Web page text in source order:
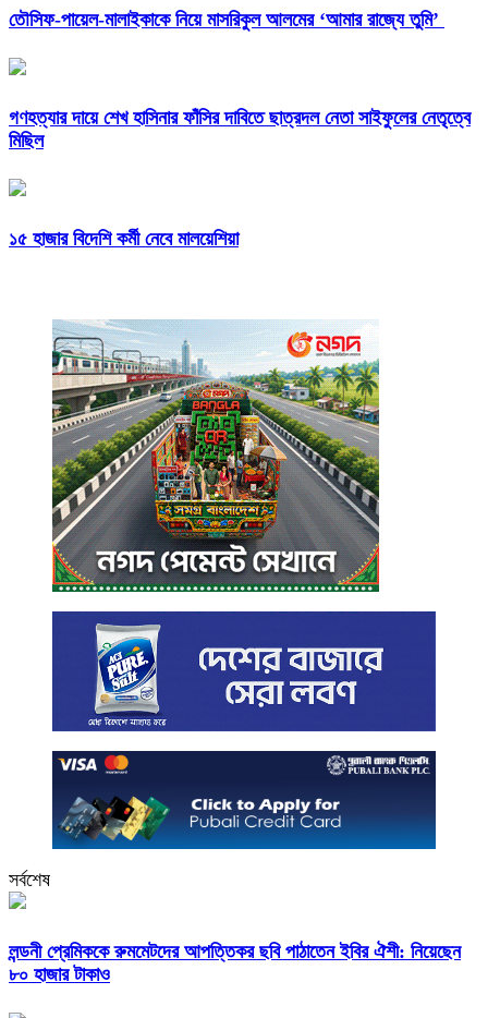
তৌসিফ-পায়েল-মালাইকাকে নিয়ে মাসরিকুল আলমের ‘আমার রাজ্যে তুমি’
গণহত্যার দায়ে শেখ হাসিনার ফাঁসির দাবিতে ছাত্রদল নেতা সাইফুলের নেতৃত্বে
মিছিল
১৫ হাজার বিদেশি কর্মী নেবে মালয়েশিয়া
সর্বশেষ
লন্ডনী প্রেমিককে রুমমেটদের আপত্তিকর ছবি পাঠাতেন ইবির ঐশী: নিয়েছেন
৮০ হাজার টাকাও